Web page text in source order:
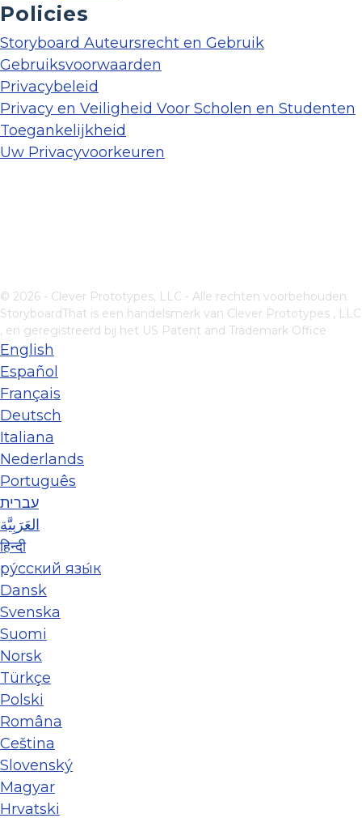
Policies
Storyboard Auteursrecht en Gebruik
Gebruiksvoorwaarden
Privacybeleid
Privacy en Veiligheid Voor Scholen en Studenten
Toegankelijkheid
Uw Privacyvoorkeuren
© 2026 - Clever Prototypes, LLC - Alle rechten voorbehouden.
StoryboardThat is een handelsmerk van Clever Prototypes , LLC
, en geregistreerd bij het US Patent and Trademark Office
English
Español
Français
Deutsch
Italiana
Nederlands
Português
עברית
العَرَبِيَّة
हिन्दी
ру́сский язы́к
Dansk
Svenska
Suomi
Norsk
Türkçe
Polski
Româna
Ceština
Slovenský
Magyar
Hrvatski